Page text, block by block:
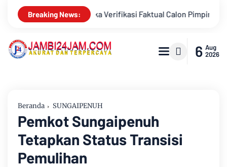
Breaking News:
Pimpinan Baznas Tahun 2026-2031 Wakil Bupati
6 Aug
2026
Beranda SUNGAIPENUH
Pemkot Sungaipenuh
Tetapkan Status Transisi
Pemulihan